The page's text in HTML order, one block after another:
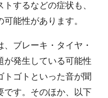
するなどの症状も、
能性があります。
ブレーキ・タイヤ・
が発生している可能性
トゴトといった音が聞
です。そのほか、以下